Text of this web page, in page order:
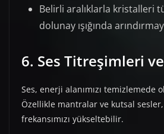
Belirli aralıklarla kristalleri
dolunay ışığında
6. Ses Titreşimleri
Ses, enerji alanımızı temizlemede
Özellikle mantralar ve kutsal
frekansımızı yükseltebilir.